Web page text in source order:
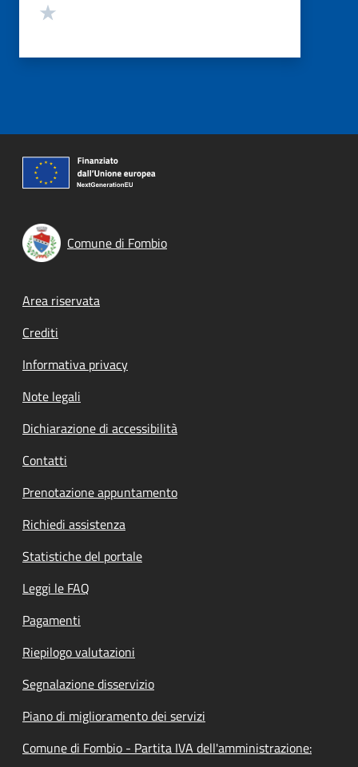
Comune di Fombio
Footer menu
Area riservata
Crediti
Informativa privacy
Note legali
Dichiarazione di accessibilità
Contatti
Prenotazione appuntamento
Richiedi assistenza
Statistiche del portale
Leggi le FAQ
Pagamenti
Riepilogo valutazioni
Segnalazione disservizio
Piano di miglioramento dei servizi
Comune di Fombio - Partita IVA dell'amministrazione: